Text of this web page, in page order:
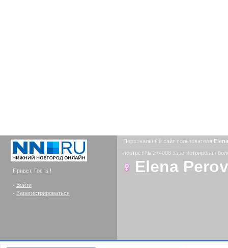
Привет, Гость !
- Войти
- Зарегистрироваться
Персональный сайт пользователя
портрет № 274008 зарегистрирован
Elena